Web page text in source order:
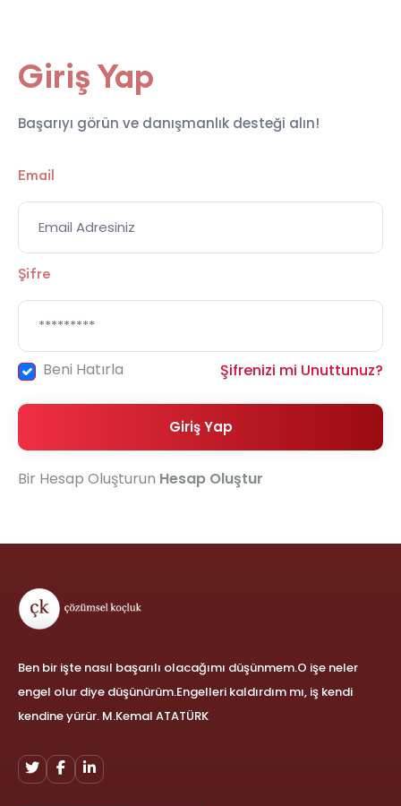
Giriş Yap
Başarıyı görün ve danışmanlık desteği alın!
Email
Şifre
Beni Hatırla Şifrenizi mi Unuttunuz?
Giriş Yap
Bir Hesap Oluşturun Hesap Oluştur
Ben bir işte nasıl başarılı olacağımı düşünmem.O işe neler
engel olur diye düşünürüm.Engelleri kaldırdım mı, iş kendi
kendine yürür. M.Kemal ATATÜRK